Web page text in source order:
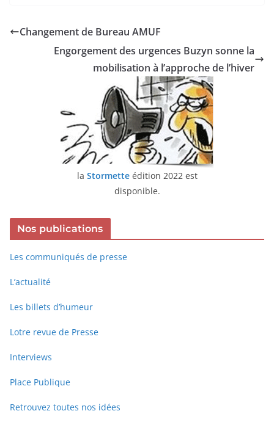
Changement de Bureau AMUF
Engorgement des urgences Buzyn sonne la
mobilisation à l’approche de l’hiver
la Stormetteédition 2022 est
disponible.
Nos publications
Les communiqués de presse
L’actualité
Les billets d’humeur
Lotre revue de Presse
Interviews
Place Publique
Retrouvez toutes nos idées